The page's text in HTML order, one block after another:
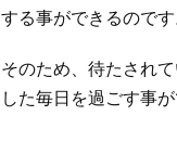
する事ができるのです
そのため、待たされ
した毎日を過ごす事が